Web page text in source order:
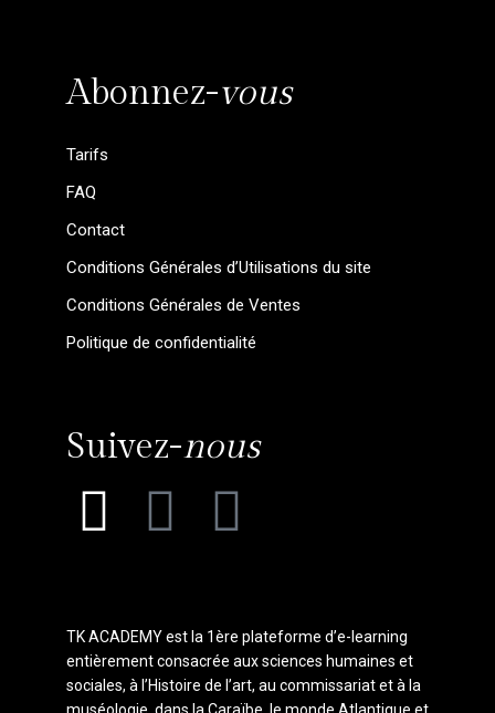
Abonnez-vous
Tarifs
FAQ
Contact
Conditions Générales d’Utilisations du site
Conditions Générales de Ventes
Politique de confidentialité
Suivez-nous
TK ACADEMY est la 1ère plateforme d’e-learning
entièrement consacrée aux sciences humaines et
sociales, à l’Histoire de l’art, au commissariat et à la